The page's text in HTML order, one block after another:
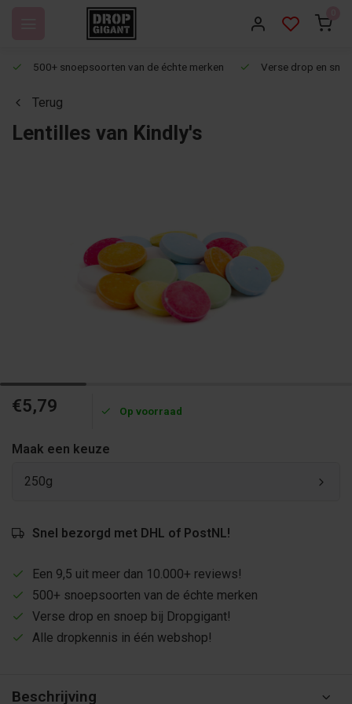
500+ snoepsoorten van de échte merken Verse drop en
Terug
Lentilles van Kindly's
€5,79 Op voorraad
Maak een keuze
250g
Snel bezorgd met DHL of PostNL!
Een 9,5 uit meer dan 10.000+ reviews!
500+ snoepsoorten van de échte merken
Verse drop en snoep bij Dropgigant!
Alle dropkennis in één webshop!
Beschrijving